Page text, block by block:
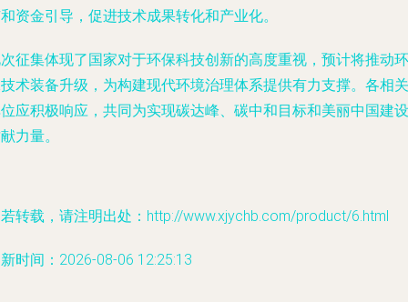
资金引导，促进技术成果转化和产业化。
征集体现了国家对于环保科技创新的高度重视，预计将推动环
术装备升级，为构建现代环境治理体系提供有力支撑。各相关
应积极响应，共同为实现碳达峰、碳中和目标和美丽中国建设
力量。
转载，请注明出处：http://www.xjychb.com/product/6.html
时间：2026-08-06 12:25:13